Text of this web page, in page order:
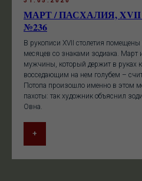
МАРТ / ПАСХАЛИЯ, XVII
№236
В рукописи XVII столетия
месяцев со знаками зодиака. Март
мужчины, который держит в руках
восседающим на нем голубем –
Потопа произошло именно в этом
пахоты: так художник объяснил
Овна.
+